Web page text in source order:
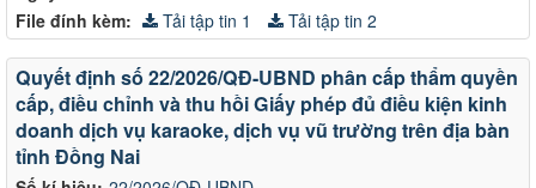
File đính kèm: Tải tập tin 1 Tải tập tin 2
Quyết định số 22/2026/QĐ-UBND phân cấp thẩm quyền
cấp, điều chỉnh và thu hồi Giấy phép đủ điều kiện kinh
doanh dịch vụ karaoke, dịch vụ vũ trường trên địa bàn
tỉnh Đồng Nai